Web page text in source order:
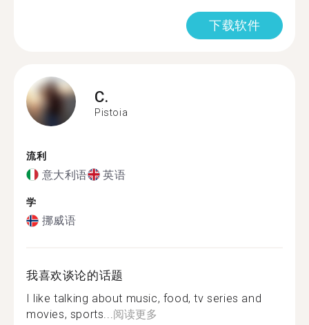
下载软件
C.
Pistoia
流利
意大利语 英语
学
挪威语
我喜欢谈论的话题
I like talking about music, food, tv series and
movies, sports...阅读更多